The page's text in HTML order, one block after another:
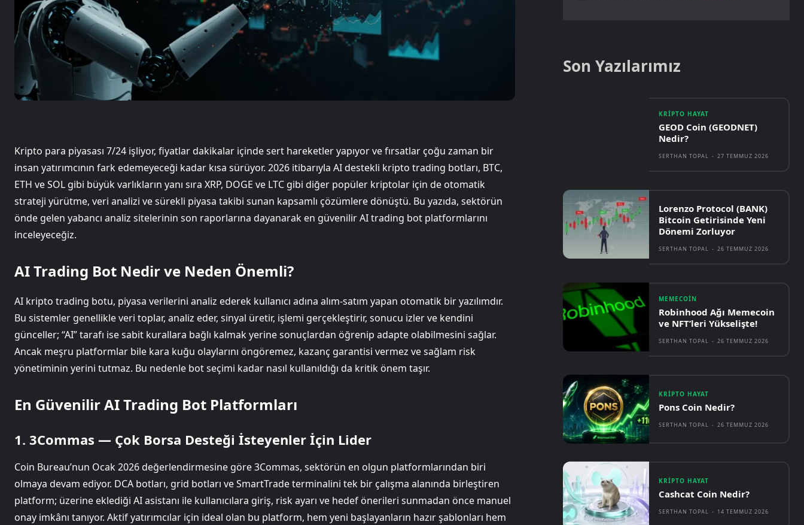
Kripto para piyasası 7/24 işliyor, fiyatlar dakikalar içinde sert hareketler yapıyor ve fırsatlar çoğu zaman bir
insan yatırımcının fark edemeyeceği kadar kısa sürüyor. 2026 itibarıyla AI destekli kripto trading botları, BTC,
ETH ve SOL gibi büyük varlıkların yanı sıra XRP, DOGE ve LTC gibi diğer popüler kriptolar için de otomatik
strateji yürütme, veri analizi ve sürekli piyasa takibi sunan kapsamlı çözümlere dönüştü. Bu yazıda, sektörün
önde gelen yabancı analiz sitelerinin son raporlarına dayanarak en güvenilir AI trading bot platformlarını
inceleyeceğiz.
AI Trading Bot Nedir ve Neden Önemli?
AI kripto trading botu, piyasa verilerini analiz ederek kullanıcı adına alım-satım yapan otomatik bir yazılımdır.
Bu sistemler genellikle veri toplar, analiz eder, sinyal üretir, işlemi gerçekleştirir, sonucu izler ve kendini
günceller; “AI” tarafı ise sabit kurallara bağlı kalmak yerine sonuçlardan öğrenip adapte olabilmesini sağlar.
Ancak meşru platformlar bile kara kuğu olaylarını öngöremez, kazanç garantisi vermez ve sağlam risk
yönetiminin yerini tutmaz. Bu nedenle bot seçimi kadar nasıl kullanıldığı da kritik önem taşır.
En Güvenilir AI Trading Bot Platformları
1. 3Commas — Çok Borsa Desteği İsteyenler İçin Lider
Coin Bureau’nun Ocak 2026 değerlendirmesine göre 3Commas, sektörün en olgun platformlarından biri
olmaya devam ediyor. DCA botları, grid botları ve SmartTrade terminalini tek bir çalışma alanında birleştiren
platform; üzerine eklediği AI asistanı ile kullanıcılara giriş, risk ayarı ve hedef önerileri sunmadan önce manuel
onay imkânı tanıyor. Aktif yatırımcılar için ideal olan bu platform, hem yeni başlayanların hazır şablonları hem
Son Yazılarımız
KRIPTO HAYAT
GEOD Coin (GEODNET)
Nedir?
SERTHAN TOPAL - 27 TEMMUZ 2026
Lorenzo Protocol (BANK)
Bitcoin Getirisinde Yeni
Dönemi Zorluyor
SERTHAN TOPAL - 26 TEMMUZ 2026
MEMECOIN
Robinhood Ağı Memecoin
ve NFT’leri Yükselişte!
SERTHAN TOPAL - 26 TEMMUZ 2026
KRIPTO HAYAT
Pons Coin Nedir?
SERTHAN TOPAL - 26 TEMMUZ 2026
KRIPTO HAYAT
Cashcat Coin Nedir?
SERTHAN TOPAL - 14 TEMMUZ 2026